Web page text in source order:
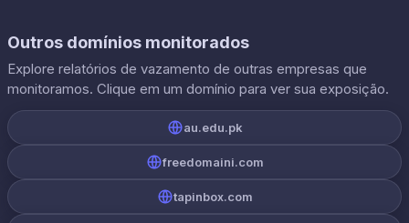
Outros domínios monitorados
Explore relatórios de vazamento de outras empresas que
monitoramos. Clique em um domínio para ver sua exposição.
au.edu.pk
freedomaini.com
tapinbox.com